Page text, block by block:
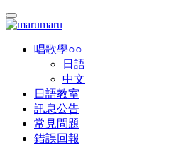
唱歌學○○
日語
中文
日語教室
訊息公告
常見問題
錯誤回報